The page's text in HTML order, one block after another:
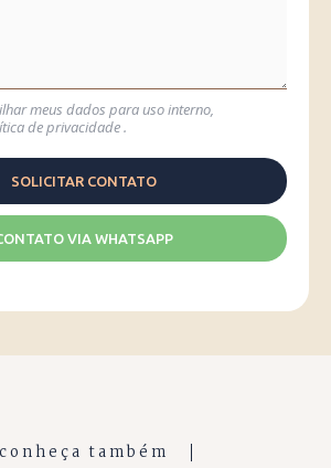
meus dados para uso interno,
de privacidade.
VIA WHATSAPP
conheça também